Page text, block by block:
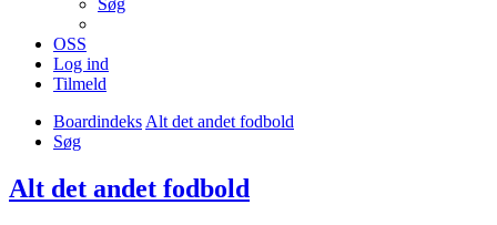
Søg
OSS
Log ind
Tilmeld
BoardindeksAlt det andet fodbold
Søg
Alt det andet fodbold